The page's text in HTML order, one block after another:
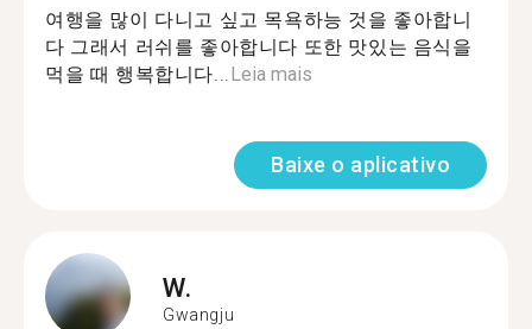
여행을 많이 다니고 싶고 목욕하능 것을 좋아합니
다 그래서 러쉬를 좋아합니다 또한 맛있는 음식을
먹을 때 행복합니다...Leia mais
Baixe o aplicativo
W.
Gwangju